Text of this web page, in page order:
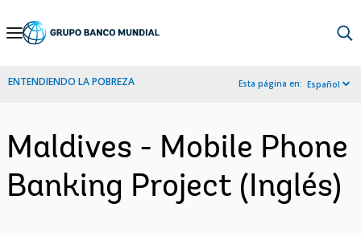
Skip
Navigation
ENTENDIENDO LA POBREZA Esta página en: Español
Maldives - Mobile Phone
Banking Project (Inglés)